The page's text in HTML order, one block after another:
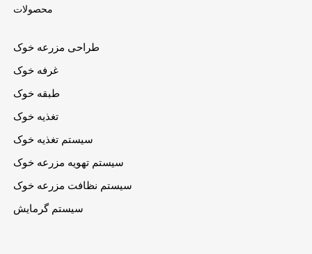
محصولات
طراحی مزرعه خوک
غرفه خوک
طبقه خوک
تغذیه خوک
سیستم تغذیه خوک
سیستم تهویه مزرعه خوک
سیستم نظافت مزرعه خوک
سیستم گرمایش